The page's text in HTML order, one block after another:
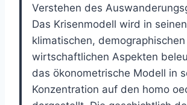
Verstehen des
Das Krisenmodell wird in
klimatischen, demographischen
wirtschaftlichen Aspekten
das ökonometrische Modell in
Konzentration auf den homo